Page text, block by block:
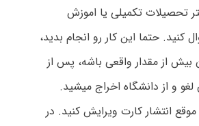
تحصیلات تکمیلی یا اموزش
کنید. حتما این کار رو انجام بدید،
بیش از مقدار واقعی باشه، پس از
لغو و از دانشگاه اخراج میشید.
انتشار کارت ویرایش کنید. در